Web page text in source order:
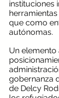
instituciones
que como
autónomas.
Un
gobernanza
de Delcy